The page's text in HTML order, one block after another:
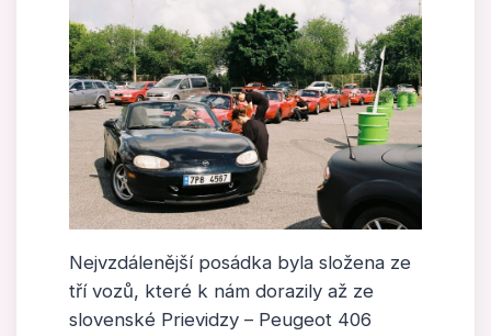
Nejvzdálenější posádka byla složena ze
tří vozů, které k nám dorazily až ze
slovenské Prievidzy – Peugeot 406